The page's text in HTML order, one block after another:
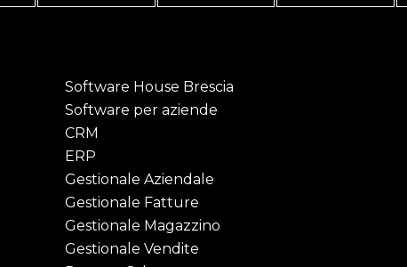
Software House Brescia
Software per aziende
CRM
ERP
Gestionale Aziendale
Gestionale Fatture
Gestionale Magazzino
Gestionale Vendite